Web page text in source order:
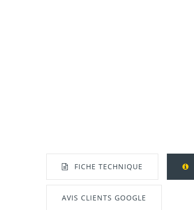
FICHE TECHNIQUE
AVIS CLIENTS GOOGLE